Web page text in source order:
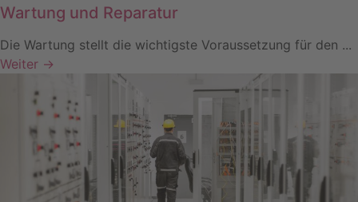
Wartung und Reparatur
Die Wartung stellt die wichtigste Voraussetzung für den ...
Weiter →